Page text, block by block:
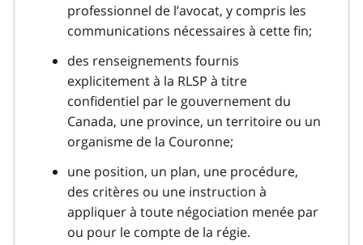
professionnel de l’avocat, y compris les
communications nécessaires à cette fin;
des renseignements fournis
explicitement à la RLSP à titre
confidentiel par le gouvernement du
Canada, une province, un territoire ou un
organisme de la Couronne;
une position, un plan, une procédure,
des critères ou une instruction à
appliquer à toute négociation menée par
ou pour le compte de la régie.